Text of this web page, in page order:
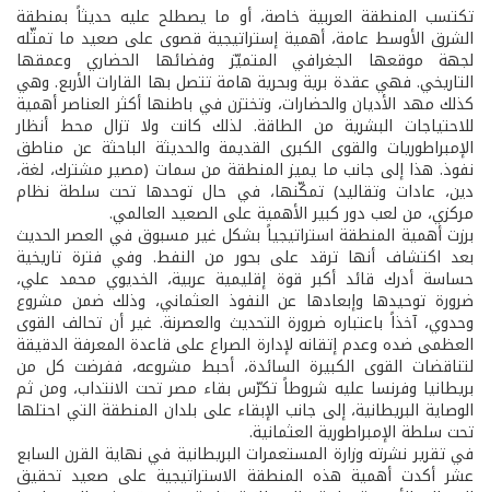
تكتسب المنطقة العربية خاصة، أو ما يصطلح عليه حديثاً بمنطقة
الشرق الأوسط عامة، أهمية إستراتيجية قصوى على صعيد ما تمثّله
لجهة موقعها الجغرافي المتميّز وفضائها الحضاري وعمقها
التاريخي. فهي عقدة برية وبحرية هامة تتصل بها القارات الأربع. وهي
كذلك مهد الأديان والحضارات، وتختزن في باطنها أكثر العناصر أهمية
للاحتياجات البشرية من الطاقة. لذلك كانت ولا تزال محط أنظار
الإمبراطوريات والقوى الكبرى القديمة والحديثة الباحثة عن مناطق
نفوذ. هذا إلى جانب ما يميز المنطقة من سمات (مصير مشترك، لغة،
دين، عادات وتقاليد) تمكّنها، في حال توحدها تحت سلطة نظام
مركزي، من لعب دور كبير الأهمية على الصعيد العالمي.
برزت أهمية المنطقة استراتيجياً بشكل غير مسبوق في العصر الحديث
بعد اكتشاف أنها ترقد على بحور من النفط. وفي فترة تاريخية
حساسة أدرك قائد أكبر قوة إقليمية عربية، الخديوي محمد علي،
ضرورة توحيدها وإبعادها عن النفوذ العثماني، وذلك ضمن مشروع
وحدوي، آخذاً باعتباره ضرورة التحديث والعصرنة. غير أن تحالف القوى
العظمى ضده وعدم إتقانه لإدارة الصراع على قاعدة المعرفة الدقيقة
لتناقضات القوى الكبيرة السائدة، أحبط مشروعه، ففرضت كل من
بريطانيا وفرنسا عليه شروطاً تكرّس بقاء مصر تحت الانتداب، ومن ثم
الوصاية البريطانية، إلى جانب الإبقاء على بلدان المنطقة التي احتلها
تحت سلطة الإمبراطورية العثمانية.
في تقرير نشرته وزارة المستعمرات البريطانية في نهاية القرن السابع
عشر أكدت أهمية هذه المنطقة الاستراتيجية على صعيد تحقيق